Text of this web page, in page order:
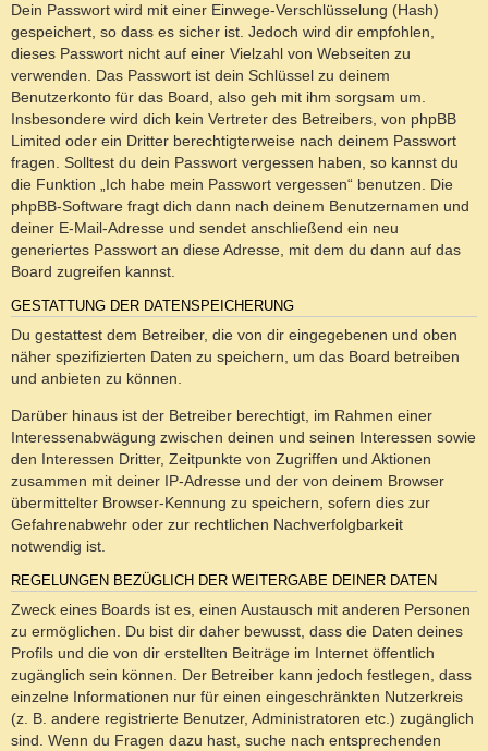
Dein Passwort wird mit einer Einwege-Verschlüsselung (Hash)
gespeichert, so dass es sicher ist. Jedoch wird dir empfohlen,
dieses Passwort nicht auf einer Vielzahl von Webseiten zu
verwenden. Das Passwort ist dein Schlüssel zu deinem
Benutzerkonto für das Board, also geh mit ihm sorgsam um.
Insbesondere wird dich kein Vertreter des Betreibers, von phpBB
Limited oder ein Dritter berechtigterweise nach deinem Passwort
fragen. Solltest du dein Passwort vergessen haben, so kannst du
die Funktion „Ich habe mein Passwort vergessen“ benutzen. Die
phpBB-Software fragt dich dann nach deinem Benutzernamen und
deiner E-Mail-Adresse und sendet anschließend ein neu
generiertes Passwort an diese Adresse, mit dem du dann auf das
Board zugreifen kannst.
GESTATTUNG DER DATENSPEICHERUNG
Du gestattest dem Betreiber, die von dir eingegebenen und oben
näher spezifizierten Daten zu speichern, um das Board betreiben
und anbieten zu können.
Darüber hinaus ist der Betreiber berechtigt, im Rahmen einer
Interessenabwägung zwischen deinen und seinen Interessen sowie
den Interessen Dritter, Zeitpunkte von Zugriffen und Aktionen
zusammen mit deiner IP-Adresse und der von deinem Browser
übermittelter Browser-Kennung zu speichern, sofern dies zur
Gefahrenabwehr oder zur rechtlichen Nachverfolgbarkeit
notwendig ist.
REGELUNGEN BEZÜGLICH DER WEITERGABE DEINER DATEN
Zweck eines Boards ist es, einen Austausch mit anderen Personen
zu ermöglichen. Du bist dir daher bewusst, dass die Daten deines
Profils und die von dir erstellten Beiträge im Internet öffentlich
zugänglich sein können. Der Betreiber kann jedoch festlegen, dass
einzelne Informationen nur für einen eingeschränkten Nutzerkreis
(z. B. andere registrierte Benutzer, Administratoren etc.) zugänglich
sind. Wenn du Fragen dazu hast, suche nach entsprechenden